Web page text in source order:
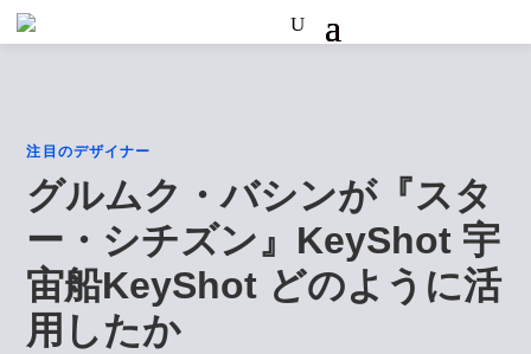
注目のデザイナー
グルムク・バシンが『スタ
ー・シチズン』KeyShot 宇
宙船KeyShot どのように活
用したか